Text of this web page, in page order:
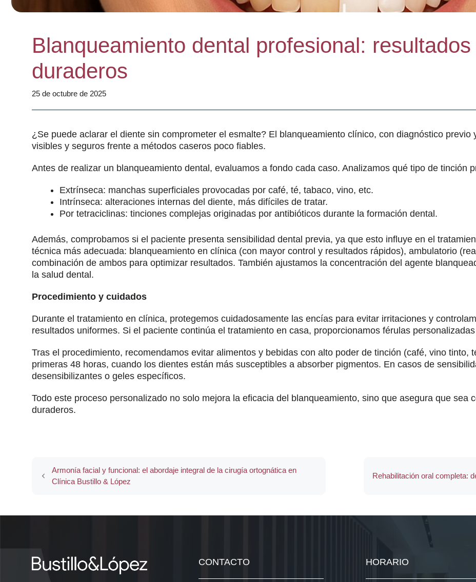
Blanqueamiento dental profesional:
duraderos
25 de octubre de 2025
¿Se puede aclarar el diente sin comprometer el esmalte? El blanqueamiento clínico, con diagnóstico
visibles y seguros frente a métodos caseros poco fiables.
Antes de realizar un blanqueamiento dental, evaluamos a fondo cada caso. Analizamos qué tipo de tinción
Extrínseca: manchas superficiales provocadas por café, té, tabaco, vino, etc.
Intrínseca: alteraciones internas del diente, más difíciles de tratar.
Por tetraciclinas: tinciones complejas originadas por antibióticos durante la formación dental.
Además, comprobamos si el paciente presenta sensibilidad dental previa, ya que esto influye en el
técnica más adecuada: blanqueamiento en clínica (con mayor control y resultados rápidos), ambulatorio
combinación de ambos para optimizar resultados. También ajustamos la concentración del agente
la salud dental.
Procedimiento y cuidados
Durante el tratamiento en clínica, protegemos cuidadosamente las encías para evitar irritaciones y
resultados uniformes. Si el paciente continúa el tratamiento en casa, proporcionamos férulas
Tras el procedimiento, recomendamos evitar alimentos y bebidas con alto poder de tinción (café, vino tinto,
primeras 48 horas, cuando los dientes están más susceptibles a absorber pigmentos. En casos de
desensibilizantes o geles específicos.
Todo este proceso personalizado no solo mejora la eficacia del blanqueamiento, sino que asegura que sea
duraderos.
Armonía facial y funcional: el abordaje integral de la cirugía ortognática en
Clínica Bustillo & López
Rehabilitación oral completa:
CONTACTO HORARIO